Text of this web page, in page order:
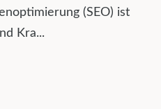
(SEO) ist
Kra...